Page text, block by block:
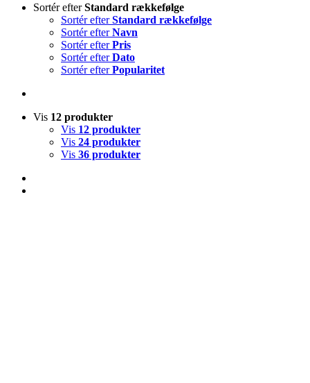
Sortér efterStandard rækkefølge
Sortér efterStandard rækkefølge
Sortér efterNavn
Sortér efterPris
Sortér efterDato
Sortér efterPopularitet
Vis 12 produkter
Vis 12 produkter
Vis 24 produkter
Vis 36 produkter